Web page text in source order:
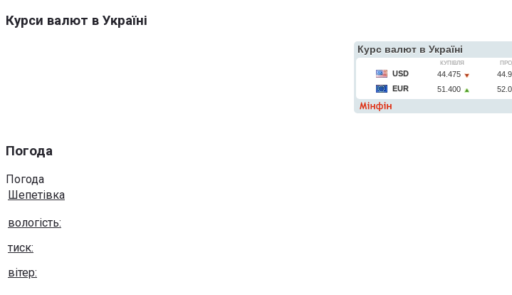
Курси валют в Україні
Погода
Погода
Шепетівка
вологість:
тиск:
вітер: